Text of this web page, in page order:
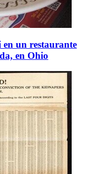
un restaurante
en Ohio